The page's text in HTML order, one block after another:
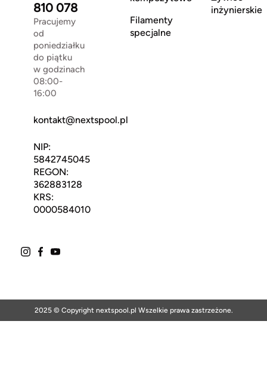
810 078
Pracujemy
od
poniedziałku
do piątku
w godzinach
08:00-
16:00
kontakt@nextspool.pl
NIP:
5842745045
REGON:
362883128
KRS:
0000584010
Filamenty
specjalne
inżynierskie